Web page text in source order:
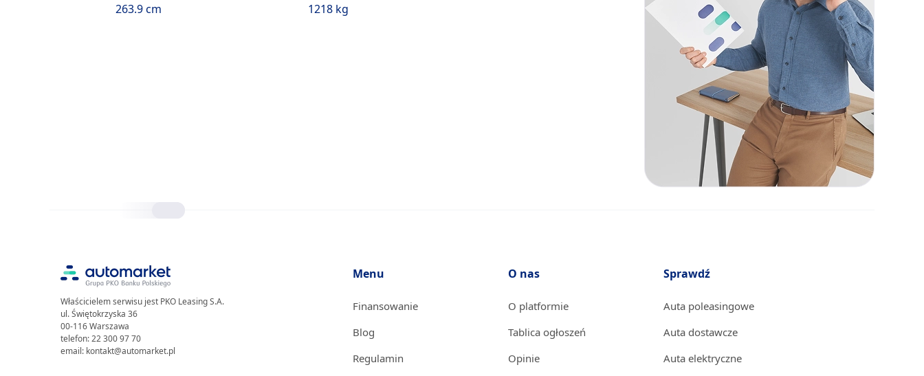
263.9 cm
1218 kg
Właścicielem serwisu jest PKO Leasing S.A.
ul. Świętokrzyska 36
00-116 Warszawa
telefon: 22 300 97 70
email: kontakt@automarket.pl
Menu
Finansowanie
Blog
Regulamin
O nas
O platformie
Tablica ogłoszeń
Opinie
Sprawdź
Auta poleasingowe
Auta dostawcze
Auta elektryczne